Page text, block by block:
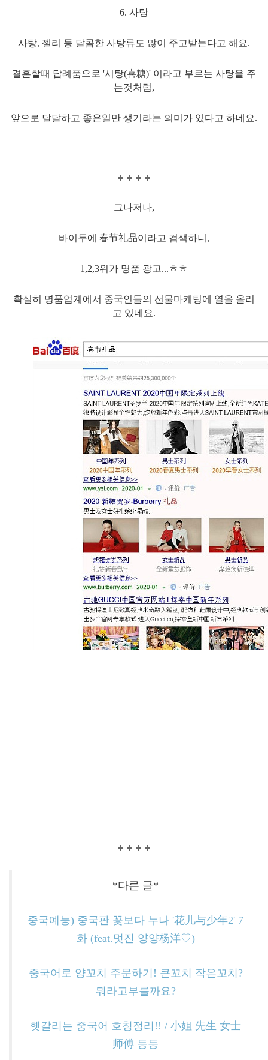
6. 사탕
사탕, 젤리 등 달콤한 사탕류도 많이 주고받는다고 해요.
결혼할때 답례품으로 '시탕(喜糖)' 이라고 부르는 사탕을 주
는것처럼,
앞으로 달달하고 좋은일만 생기라는 의미가 있다고 하네요.
그나저나,
바이두에 春节礼品이라고 검색하니,
1,2,3위가 명품 광고...ㅎㅎ
확실히 명품업계에서 중국인들의 선물마케팅에 열을 올리
고 있네요.
*다른 글*
중국예능) 중국판 꽃보다 누나 '花儿与少年2' 7
화 (feat.멋진 양양杨洋♡)
중국어로 양꼬치 주문하기! 큰꼬치 작은꼬치?
뭐라고부를까요?
헷갈리는 중국어 호칭정리!! / 小姐 先生 女士
师傅 등등